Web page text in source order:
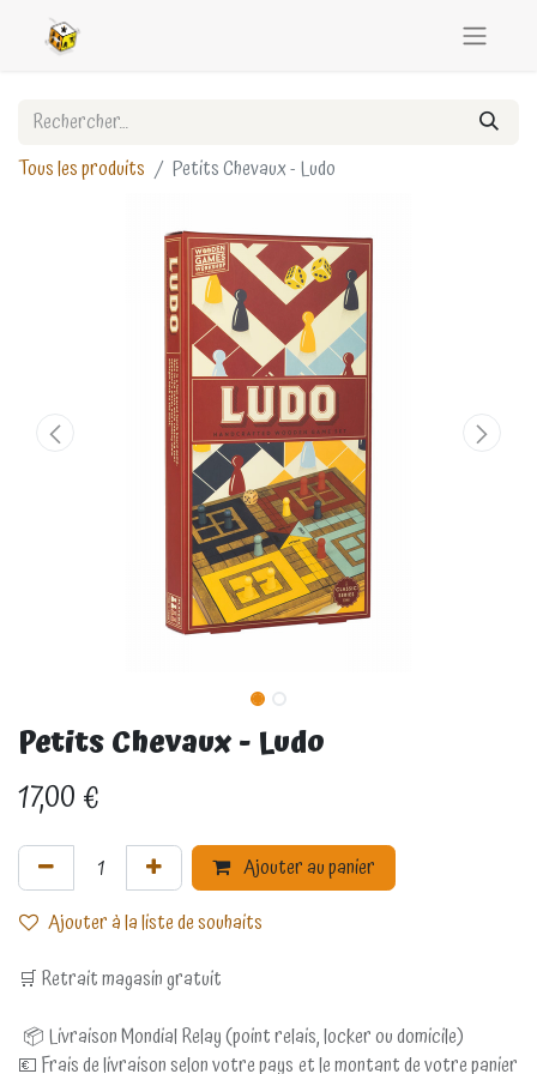
Tous les produits Petits Chevaux - Ludo
Petits Chevaux - Ludo
17,00€
Ajouter au panier
Ajouter à la liste de souhaits
🛒 Retrait magasin gratuit
📦 Livraison Mondial Relay (point relais, locker ou domicile)
💶 Frais de livraison selon votre pays et le montant de votre panier